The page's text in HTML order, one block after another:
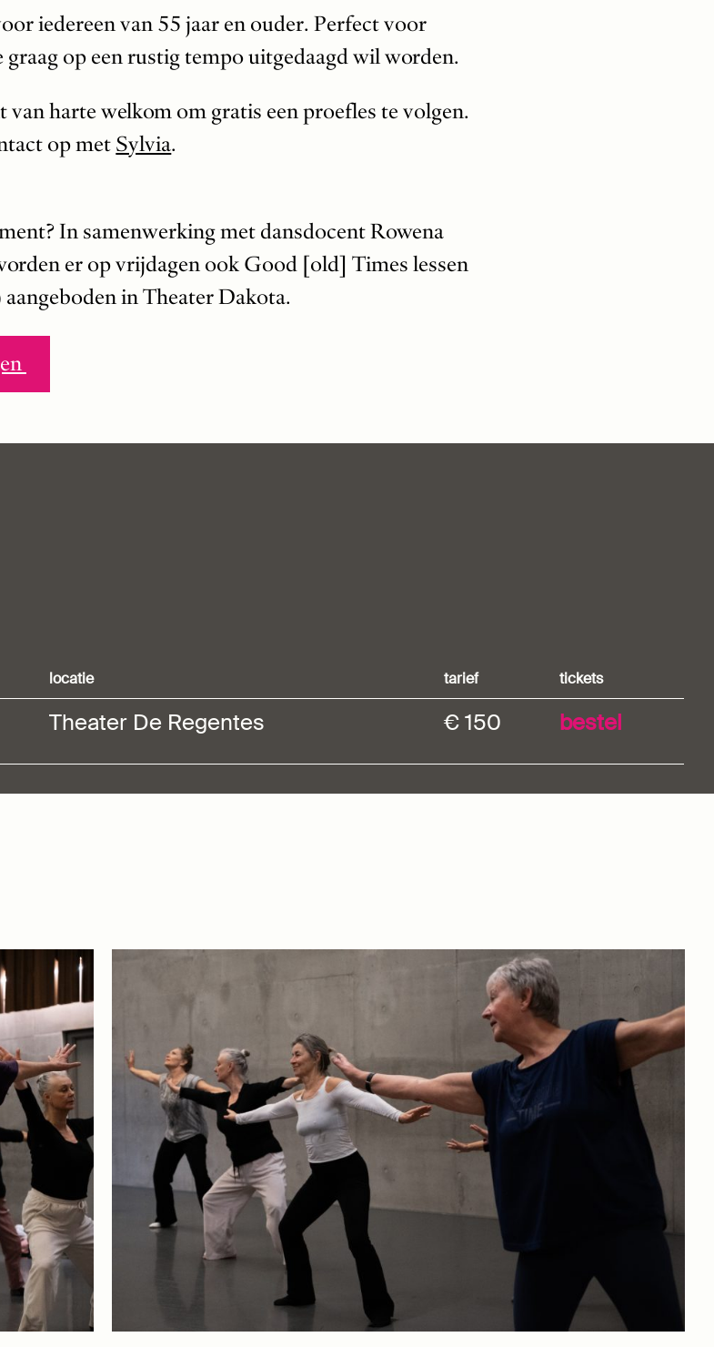
iedereen van 55 jaar en ouder. Perfect voor
op een rustig tempo uitgedaagd wil worden.
van harte welkom om gratis een proefles te volgen.
op met Sylvia.
In samenwerking met dansdocent Rowena
er op vrijdagen ook Good [old] Times lessen
in Theater Dakota.
locatie tarief tickets
Theater De Regentes € 150 bestel